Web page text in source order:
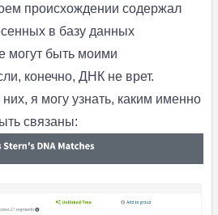
происхождении содержал
в базу данных
могут быть моими
конечно, ДНК не врет.
я могу узнать, каким именно
связаны: